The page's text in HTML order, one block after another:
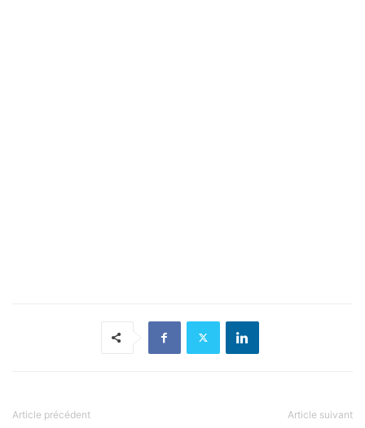
Article précédent Article suivant